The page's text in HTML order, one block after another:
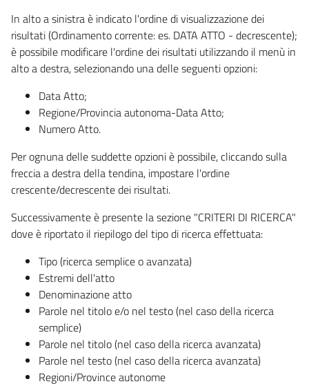
In alto a sinistra è indicato l'ordine di visualizzazione dei
risultati (Ordinamento corrente: es. DATA ATTO - decrescente);
è possibile modificare l'ordine dei risultati utilizzando il menù in
alto a destra, selezionando una delle seguenti opzioni:
Data Atto;
Regione/Provincia autonoma-Data Atto;
Numero Atto.
Per ognuna delle suddette opzioni è possibile, cliccando sulla
freccia a destra della tendina, impostare l'ordine
crescente/decrescente dei risultati.
Successivamente è presente la sezione "CRITERI DI RICERCA"
dove è riportato il riepilogo del tipo di ricerca effettuata:
Tipo (ricerca semplice o avanzata)
Estremi dell'atto
Denominazione atto
Parole nel titolo e/o nel testo (nel caso della ricerca
semplice)
Parole nel titolo (nel caso della ricerca avanzata)
Parole nel testo (nel caso della ricerca avanzata)
Regioni/Province autonome